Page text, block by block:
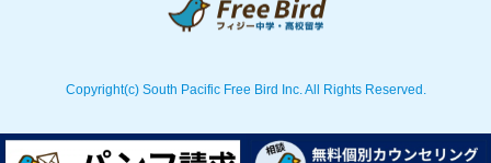
Copyright(c) South Pacific Free Bird Inc. All Rights Reserved.